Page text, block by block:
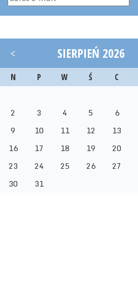
< SIERPIEŃ 2026
N P W Ś C
2
3 4 5 6
9
10 11 12 13
16
17 18 19 20
23
24 25 26 27
30
31